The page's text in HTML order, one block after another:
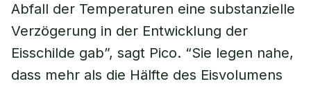
Abfall der Temperaturen eine substanzielle
Verzögerung in der Entwicklung der
Eisschilde gab”, sagt Pico. “Sie legen nahe,
dass mehr als die Hälfte des Eisvolumens